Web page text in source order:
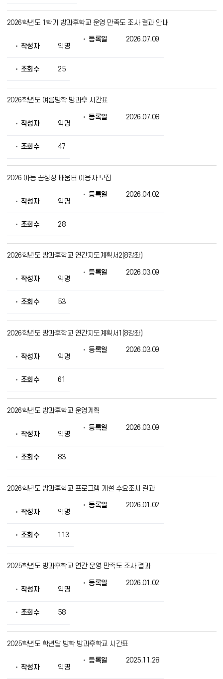
2026학년도 1학기 방과후학교 운영 만족도 조사 결과 안내
작성자 익명
등록일 2026.07.09
조회수 25
2026학년도 여름방학 방과후 시간표
작성자 익명
등록일 2026.07.08
조회수 47
2026 아동 꿈성장 배움터 이용자 모집
작성자 익명
등록일 2026.04.02
조회수 28
2026학년도 방과후학교 연간지도계획서2(8강좌)
작성자 익명
등록일 2026.03.09
조회수 53
2026학년도 방과후학교 연간지도계획서1(8강좌)
작성자 익명
등록일 2026.03.09
조회수 61
2026학년도 방과후학교 운영계획
작성자 익명
등록일 2026.03.09
조회수 83
2026학년도 방과후학교 프로그램 개설 수요조사 결과
작성자 익명
등록일 2026.01.02
조회수 113
2025학년도 방과후학교 연간 운영 만족도 조사 결과
작성자 익명
등록일 2026.01.02
조회수 58
2025학년도 학년말 방학 방과후학교 시간표
작성자 익명
등록일 2025.11.28